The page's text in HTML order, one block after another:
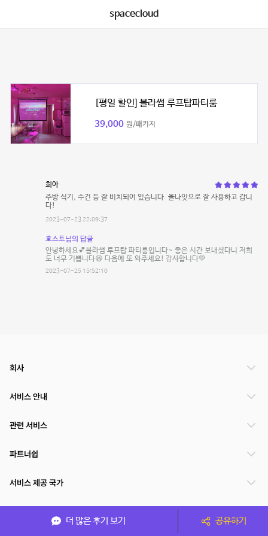
spacecloud
[평일 할인] 블라썸 루프탑파티룸
39,000 원/패키지
희아
주방 식기, 수건 등 잘 비치되어 있습니다. 올나잇으로 잘 사용하고 갑니
다!
2023-07-23 22:09:37
호스트님의 답글
안녕하세요💕블라썸 루프탑 파티룸입니다~ 좋은 시간 보내셨다니 저희
도 너무 기쁩니다😆 다음에 또 와주세요! 감사합니다💚
2023-07-25 15:52:10
더 많은 후기 보기 공유하기
회사
서비스 안내
관련 서비스
파트너쉽
서비스 제공 국가
(주)NSPACE 사업자정보